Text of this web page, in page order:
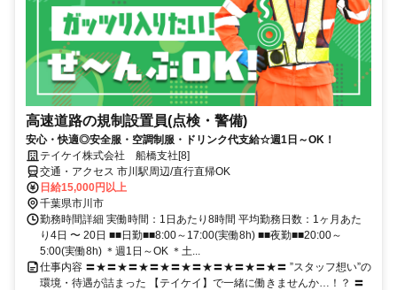
高速道路の規制設置員(点検・警備)
安心・快適◎安全服・空調制服・ドリンク代支給☆週1日～OK！
テイケイ株式会社 船橋支社[8]
交通・アクセス 市川駅周辺/直行直帰OK
日給15,000円以上
千葉県市川市
勤務時間詳細 実働時間：1日あたり8時間 平均勤務日数：1ヶ月あた
り4日 〜 20日 ■■日勤■■8:00～17:00(実働8h) ■■夜勤■■20:00～
5:00(実働8h) ＊週1日～OK ＊土...
仕事内容 〓★〓★〓★〓★〓★〓★〓★〓★〓★〓 ”スタッフ想い”の
環境・待遇が詰まった 【テイケイ】で一緒に働きませんか…！？ 〓